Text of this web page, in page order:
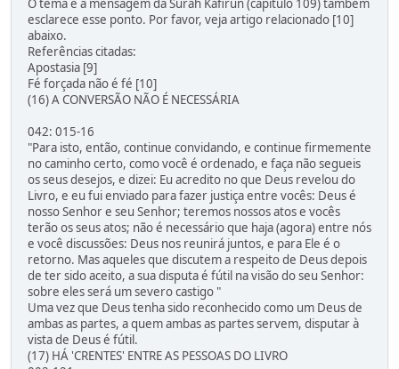
O tema e a mensagem da Surah Kafirun (capítulo 109) também
esclarece esse ponto. Por favor, veja artigo relacionado [10]
abaixo.
Referências citadas:
Apostasia [9]
Fé forçada não é fé [10]
(16) A CONVERSÃO NÃO É NECESSÁRIA
042: 015-16
"Para isto, então, continue convidando, e continue firmemente
no caminho certo, como você é ordenado, e faça não segueis
os seus desejos, e dizei: Eu acredito no que Deus revelou do
Livro, e eu fui enviado para fazer justiça entre vocês: Deus é
nosso Senhor e seu Senhor; teremos nossos atos e vocês
terão os seus atos; não é necessário que haja (agora) entre nós
e você discussões: Deus nos reunirá juntos, e para Ele é o
retorno. Mas aqueles que discutem a respeito de Deus depois
de ter sido aceito, a sua disputa é fútil na visão do seu Senhor:
sobre eles será um severo castigo "
Uma vez que Deus tenha sido reconhecido como um Deus de
ambas as partes, a quem ambas as partes servem, disputar à
vista de Deus é fútil.
(17) HÁ 'CRENTES' ENTRE AS PESSOAS DO LIVRO